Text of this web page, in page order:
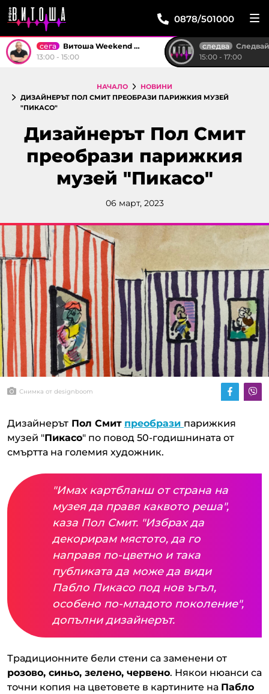
0878/501000
сега
Витоша Weekend със Стоян
13:00 - 15:00
следва
Следвай
15:00 - 17:00
НАЧАЛО
НОВИНИ
ДИЗАЙНЕРЪТ ПОЛ СМИТ ПРЕОБРАЗИ ПАРИЖКИЯ МУЗЕЙ
"ПИКАСО"
Дизайнерът Пол Смит
преобрази парижкия
музей "Пикасо"
06 март, 2023
Снимка от designboom
Дизайнерът Пол Смит преобрази парижкия
музей "Пикасо" по повод 50-годишнината от
смъртта на големия художник.
"Имах картбланш от страна на
музея да правя каквото реша",
каза Пол Смит. "Избрах да
декорирам мястото, да го
направя по-цветно и така
публиката да може да види
Пабло Пикасо под нов ъгъл,
особено по-младото поколение",
допълни дизайнерът.
Традиционните бели стени са заменени от
розово, синьо, зелено, червено. Някои нюанси са
точни копия на цветовете в картините на Пабло